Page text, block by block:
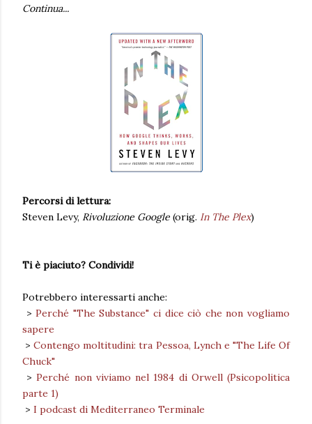
Continua...
Percorsi di lettura:
Steven Levy, Rivoluzione Google (orig. In The Plex)
Ti è piaciuto? Condividi!
Potrebbero interessarti anche:
>Perché "The Substance" ci dice ciò che non vogliamo
sapere
>Contengo moltitudini: tra Pessoa, Lynch e "The Life Of
Chuck"
>Perché non viviamo nel 1984 di Orwell (Psicopolitica
parte 1)
> I podcast di Mediterraneo Terminale